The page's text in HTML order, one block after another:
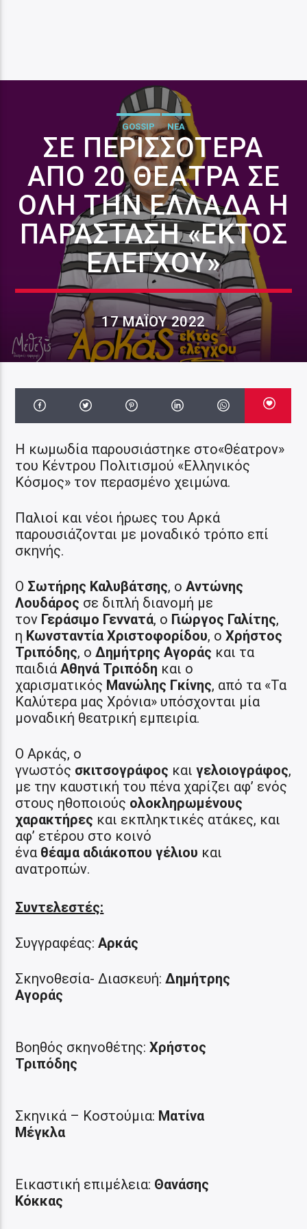
GOSSIP ΝΕΑ
ΣΕ ΠΕΡΙΣΣΌΤΕΡΑ
ΑΠΌ 20 ΘΈΑΤΡΑ ΣΕ
ΌΛΗ ΤΗΝ ΕΛΛΆΔΑ Η
ΠΑΡΆΣΤΑΣΗ «ΕΚΤΌΣ
ΕΛΈΓΧΟΥ»
17 ΜΑΪ́ΟΥ 2022
Η κωμωδία παρουσιάστηκε στο«Θέατρον»
του Κέντρου Πολιτισμού «Ελληνικός
Κόσμος» τον περασμένο χειμώνα.
Παλιοί και νέοι ήρωες του Αρκά
παρουσιάζονται με μοναδικό τρόπο επί
σκηνής.
O Σωτήρης Καλυβάτσης, oΑντώνης
Λουδάρος σε διπλή διανομή με
τον Γεράσιμο Γεννατά, ο Γιώργος Γαλίτης,
η Κωνσταντία Χριστοφορίδου, οΧρήστος
Τριπόδης, οΔημήτρης Αγοράς και τα
παιδιάΑθηνά Τριπόδη και ο
χαρισματικός Μανώλης Γκίνης, από τα «Τα
Καλύτερα μας Χρόνια» υπόσχονται μία
μοναδική θεατρική εμπειρία.
Ο Αρκάς, ο
γνωστός σκιτσογράφος καιγελοιογράφος,
με την καυστική του πένα χαρίζει αφ’ ενός
στους ηθοποιούς ολοκληρωμένους
χαρακτήρες και εκπληκτικές ατάκες, και
αφ’ ετέρου στο κοινό
ένα θέαμα αδιάκοπου γέλιου και
ανατροπών.
Συντελεστές:
Συγγραφέας:Αρκάς
Σκηνοθεσία- Διασκευή:Δημήτρης
Αγοράς
Βοηθός σκηνοθέτης:Χρήστος
Τριπόδης
Σκηνικά – Κοστούμια: Ματίνα
Μέγκλα
Εικαστική επιμέλεια: Θανάσης
Κόκκας